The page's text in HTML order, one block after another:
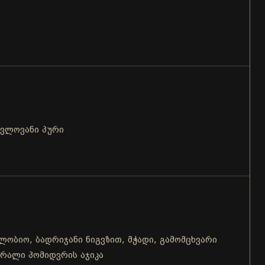
პური
ბადრიჯანი ნიგვზით, მჭადი, გამომცხვარი
პომიდვრის აჯიკა